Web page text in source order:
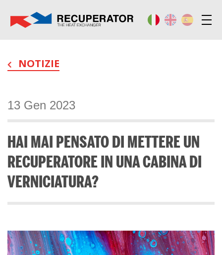
NOTIZIE
13 Gen 2023
HAI MAI PENSATO DI METTERE UN
RECUPERATORE IN UNA CABINA DI
VERNICIATURA?